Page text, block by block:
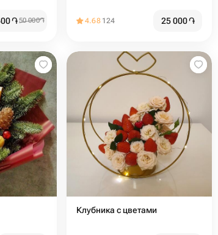
֏50 000֏ 4.68 124 25 000֏
Клубника с цветами